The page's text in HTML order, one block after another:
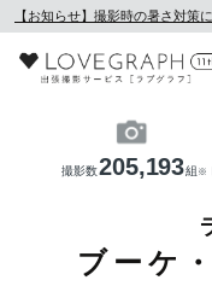
【お知らせ】撮影時の暑さ対策
撮影数205,193組 ※
ブーケ